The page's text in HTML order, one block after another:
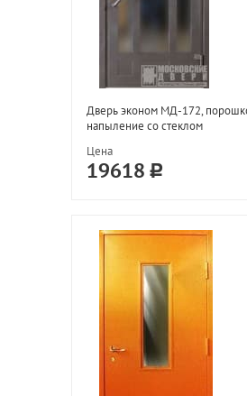
Дверь эконом МД-172,
напыление со стеклом
Цена
19618